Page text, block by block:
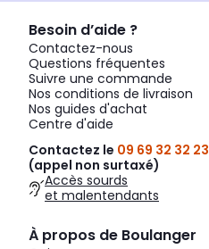
Besoin d’aide ?
Contactez-nous
Questions fréquentes
Suivre une commande
Nos conditions de livraison
Nos guides d'achat
Centre d'aide
Contactez le 09 69 32 32 23
(appel non surtaxé)
Accès sourds
et malentendants
À propos de Boulanger